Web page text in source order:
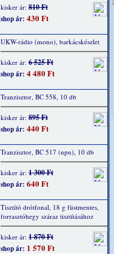
kisker ár: 810 Ft
shop ár: 430 Ft
UKW-rádio (mono), barkácskészlet
kisker ár: 6 525 Ft
shop ár: 4 480 Ft
Tranzisztor, BC 558, 10 db
kisker ár: 895 Ft
shop ár: 440 Ft
Tranzisztor, BC 517 (npn), 10 db
kisker ár: 1 300 Ft
shop ár: 640 Ft
Tisztító drótfonal, 18 g füstmentes,
forrasztóhegy száraz tisztításához
kisker ár: 1 870 Ft
shop ár: 1 570 Ft